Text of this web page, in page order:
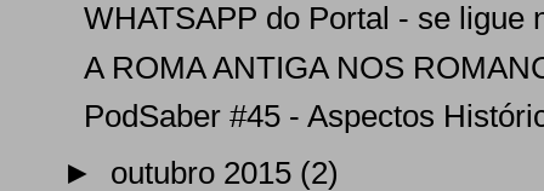
WHATSAPP do Portal - se ligue
A ROMA ANTIGA NOS
PodSaber #45 - Aspectos
► outubro 2015 (2)